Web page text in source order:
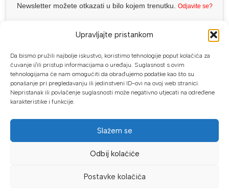
Upravljajte pristankom
Da bismo pružili najbolje iskustvo, koristimo tehnologije poput kolačića za
čuvanje i/ili pristup informacijama o uređaju. Suglasnost s ovim
tehnologijama će nam omogućiti da obrađujemo podatke kao što su
ponašanje pri pregledavanju ili jedinstveni ID-ovi na ovoj web stranici.
Nepristanak ili povlačenje suglasnosti može negativno utjecati na određene
karakteristike i funkcije.
Slažem se
Odbij kolaćiće
Postavke kolačića
Newsletter možete otkazati u bilo kojem trenutku. Odjavite se?
Geo Spektar d.o.o. PJ. Proalat
Trnska cesta 1, 88220 Široki Brijeg
Telefon: +387 (0) 63 113 513
Pon-Pet 08-16h / Sub 08-14h
PROALAT.BA